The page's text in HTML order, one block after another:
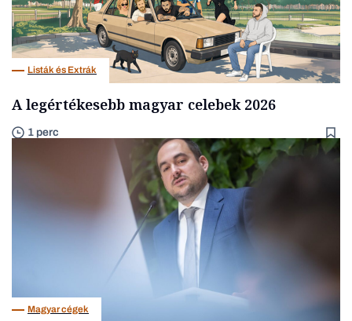
Listák és Extrák
A legértékesebb magyar celebek 2026
1 perc
Magyar cégek